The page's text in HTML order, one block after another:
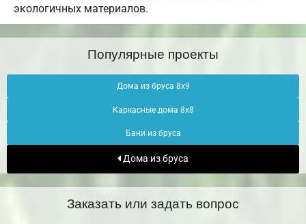
экологичных материалов.
Популярные проекты
Дома из бруса 8х9
Каркасные дома 8х8
Бани из бруса
Дома из бруса
Заказать или задать вопрос